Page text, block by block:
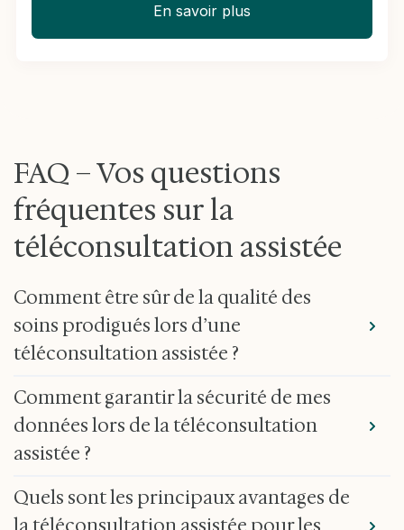
En savoir plus
FAQ – Vos questions
fréquentes sur la
téléconsultation assistée
Comment être sûr de la qualité des
soins prodigués lors d’une
téléconsultation assistée ?
réalisées par desmédecins généralistes inscrits à
l’Ordre et conventionnés. L'infirmier ou l’infirmière
téléconsultation et utilise du matériel médical adapté.
confidentialité, de traçabilité et de qualité que dans un
cabinet médical. Si le médecin estime qu’un examen en
Comment garantir la sécurité de mes
données lors de la téléconsultation
assistée ?
plateforme de télémédecine sécurisée, conforme
aux exigences réglementaires françaises en matière de
Quels sont les principaux avantages de